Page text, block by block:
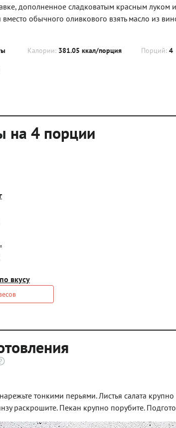
дополненное сладковатым красным луком
обычного оливкового взять масло из
Калории: 381.05 ккал/порция Порций: 4
на 4 порции
по вкусу
тонкими перьями. Листья салата
раскрошите. Пекан крупно порубите.